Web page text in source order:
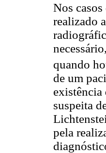
Nos
realizado
quando
de um
existência
suspeita
pela